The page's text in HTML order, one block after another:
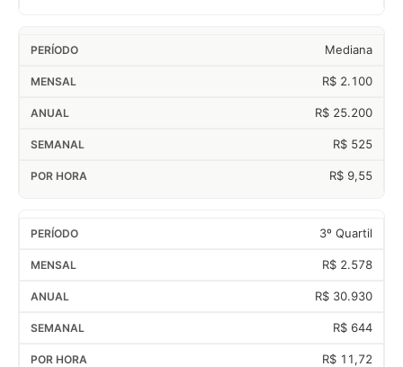
Mediana
R$ 2.100
R$ 25.200
R$ 525
R$ 9,55
3º Quartil
R$ 2.578
R$ 30.930
R$ 644
R$ 11,72